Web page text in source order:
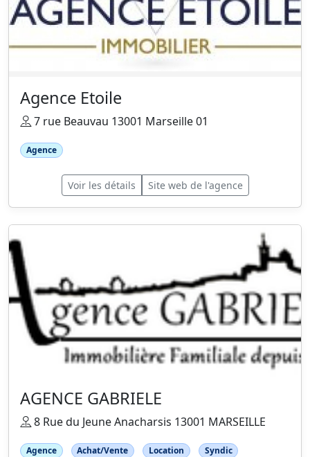
Agence Etoile
7 rue Beauvau 13001 Marseille 01
Agence
Voir les détails Site web de l'agence
AGENCE GABRIELE
8 Rue du Jeune Anacharsis 13001 MARSEILLE
Agence Achat/Vente Location Syndic